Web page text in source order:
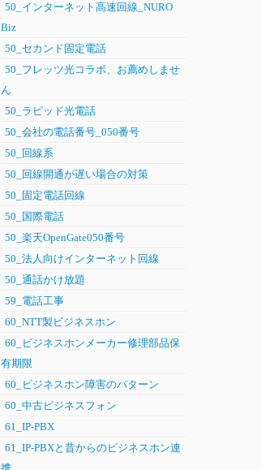
50_インターネット高速回線_NURO
Biz
50_セカンド固定電話
50_フレッツ光コラボ、お薦めしませ
ん
50_ラピッド光電話
50_会社の電話番号_050番号
50_回線系
50_回線開通が遅い場合の対策
50_固定電話回線
50_国際電話
50_楽天OpenGate050番号
50_法人向けインターネット回線
50_通話かけ放題
59_電話工事
60_NTT製ビジネスホン
60_ビジネスホンメーカー修理部品保
有期限
60_ビジネスホン障害のパターン
60_中古ビジネスフォン
61_IP-PBX
61_IP-PBXと昔からのビジネスホン連